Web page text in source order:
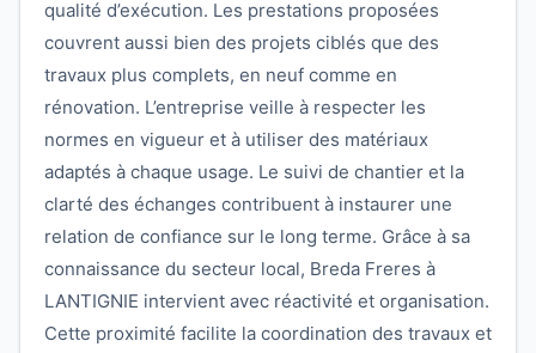
qualité d’exécution. Les prestations proposées
couvrent aussi bien des projets ciblés que des
travaux plus complets, en neuf comme en
rénovation. L’entreprise veille à respecter les
normes en vigueur et à utiliser des matériaux
adaptés à chaque usage. Le suivi de chantier et la
clarté des échanges contribuent à instaurer une
relation de confiance sur le long terme. Grâce à sa
connaissance du secteur local, Breda Freres à
LANTIGNIE intervient avec réactivité et organisation.
Cette proximité facilite la coordination des travaux et